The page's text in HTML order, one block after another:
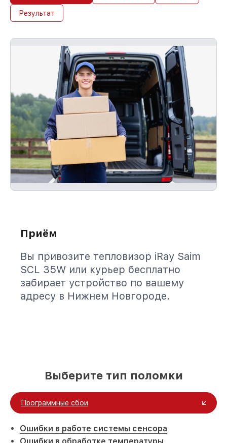
Результат
Приём
Вы привозите тепловизор iRay Saim
SCL 35W или курьер бесплатно
забирает устройство по вашему
адресу в Нижнем Новгороде.
Выберите тип поломки
Программные сбои
Ошибки в работе системы сенсора